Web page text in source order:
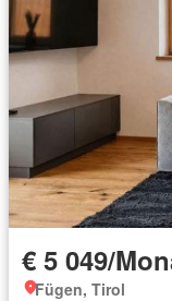
€ 5 049/
Fügen, Tirol